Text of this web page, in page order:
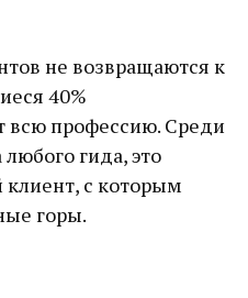
не возвращаются к
40%
всю профессию. Среди
гида, это
с которым
горы.